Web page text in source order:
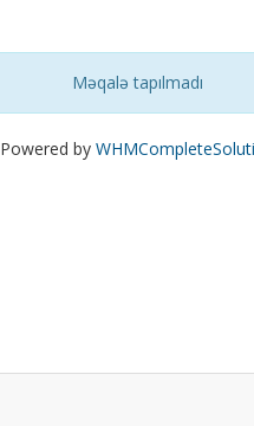
Məqalə tapılmadı
Powered by